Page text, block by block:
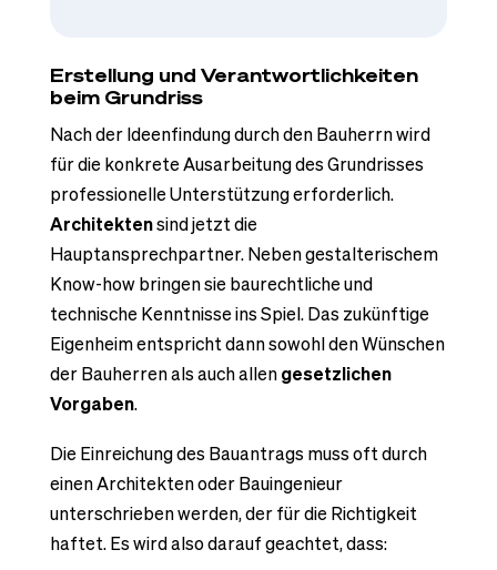
Erstellung und Verantwortlichkeiten
beim Grundriss
Nach der Ideenfindung durch den Bauherrn wird
für die konkrete Ausarbeitung des Grundrisses
professionelle Unterstützung erforderlich.
Architektensind jetzt die
Hauptansprechpartner. Neben gestalterischem
Know-how bringen sie baurechtliche und
technische Kenntnisse ins Spiel. Das zukünftige
Eigenheim entspricht dann sowohl den Wünschen
der Bauherren als auch allengesetzlichen
Vorgaben.
Die Einreichung des Bauantrags muss oft durch
einen Architekten oder Bauingenieur
unterschrieben werden, der für die Richtigkeit
haftet. Es wird also darauf geachtet, dass: